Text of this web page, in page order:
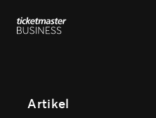
Spring
naar
Onze Oplossingen
Dag van het Evenement
Artikel